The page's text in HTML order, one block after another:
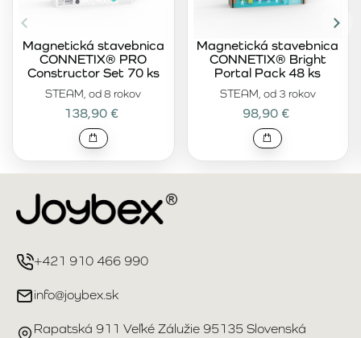
STEAM, od 8 rokov
Magnetická stavebnica
CONNETIX® PRO
Constructor Set 70 ks
138,90 €
STEAM, od 3 rokov
Magnetická stavebnica
CONNETIX® Bright
Portal Pack 48 ks
98,90 €
+421 910 466 990
info@joybex.sk
Rapatská 911 Veľké Zálužie 95135 Slovenská